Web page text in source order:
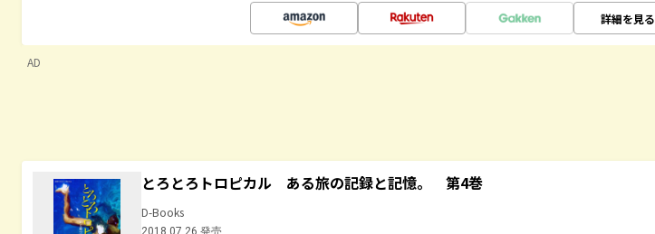
詳細を見る
AD
とろとろトロピカル ある旅の記録と記憶。 第4巻
D-Books
2018.07.26 発売